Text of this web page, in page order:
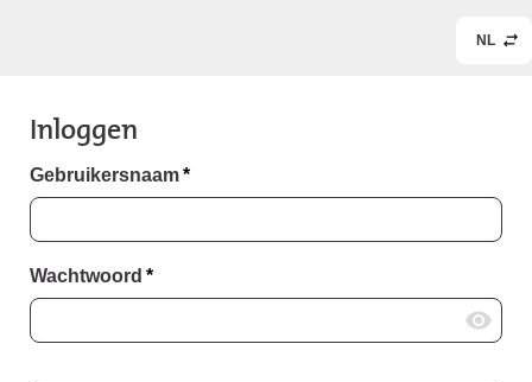
NL
Inloggen
Gebruikersnaam*
Wachtwoord *